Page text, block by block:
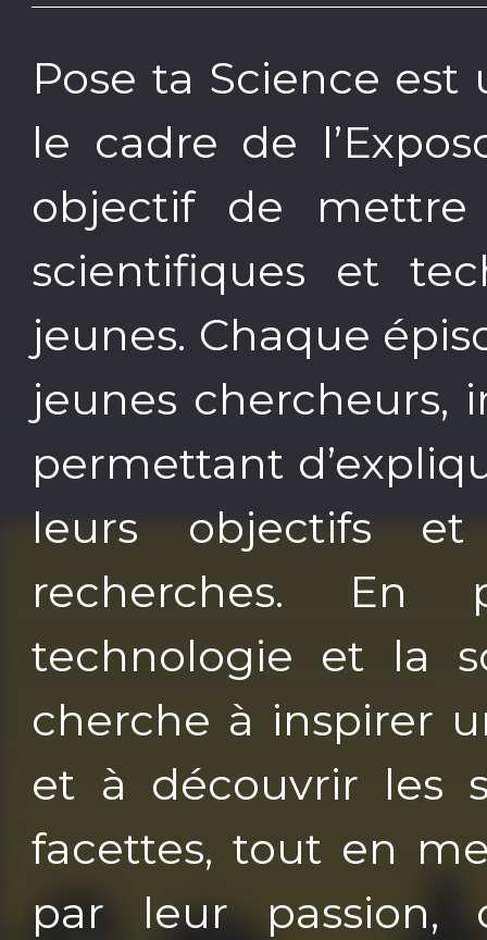
Pose ta Science
le cadre de
objectif de
scientifiques et
jeunes. Chaque
jeunes chercheurs,
permettant
leurs objectifs
recherches.
technologie et la
cherche à inspirer
et à découvrir les
facettes, tout en
par leur passion,